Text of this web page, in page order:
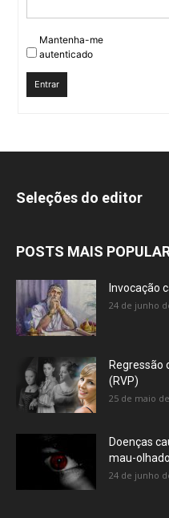
Mantenha-me
autenticado
Entrar
Seleções do editor
POSTS MAIS
Invocação
24 de junho
Regressão
(RVP)
25 de maio
Doenças
mau-olhado
24 de junho